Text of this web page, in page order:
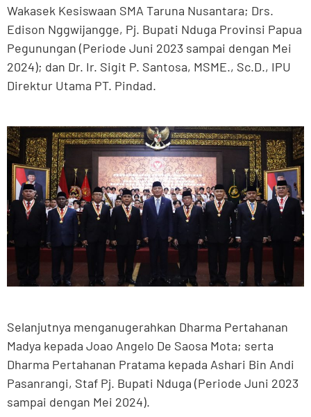
Wakasek Kesiswaan SMA Taruna Nusantara; Drs.
Edison Nggwijangge, Pj. Bupati Nduga Provinsi Papua
Pegunungan (Periode Juni 2023 sampai dengan Mei
2024); dan Dr. Ir. Sigit P. Santosa, MSME., Sc.D., IPU
Direktur Utama PT. Pindad.
Selanjutnya menganugerahkan Dharma Pertahanan
Madya kepada Joao Angelo De Saosa Mota; serta
Dharma Pertahanan Pratama kepada Ashari Bin Andi
Pasanrangi, Staf Pj. Bupati Nduga (Periode Juni 2023
sampai dengan Mei 2024).